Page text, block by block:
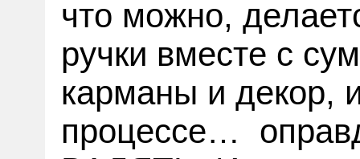
что можно,
ручки вместе с
карманы и декор,
процессе…